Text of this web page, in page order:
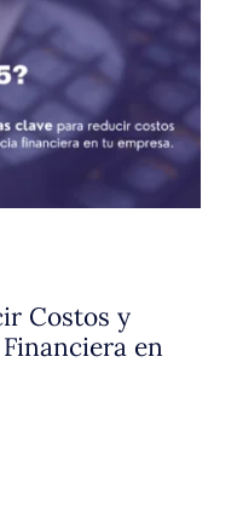
Costos y
en